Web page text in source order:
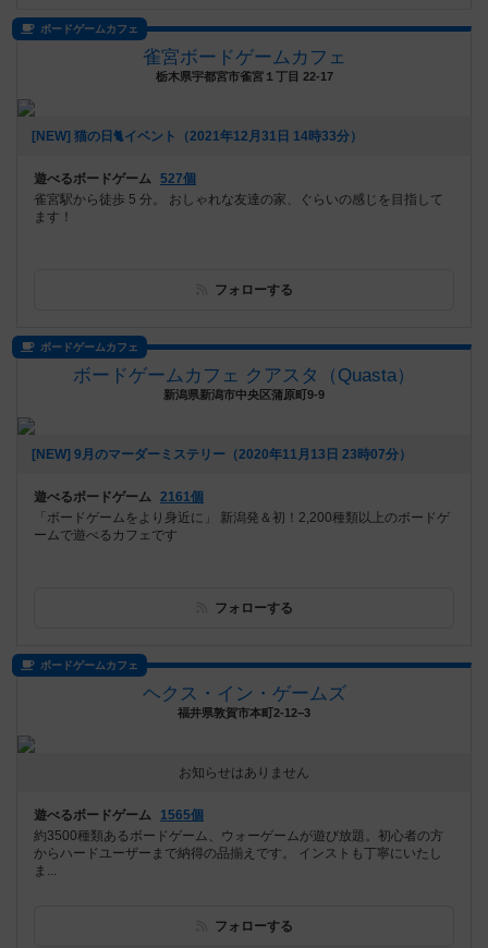
ボードゲームカフェ
雀宮ボードゲームカフェ
栃木県宇都宮市雀宮１丁目 22-17
[NEW] 猫の日🐈イベント（2021年12月31日 14時33分）
遊べるボードゲーム 527個
雀宮駅から徒歩 5 分。 おしゃれな友達の家、ぐらいの感じを目指して
ます！
フォローする
ボードゲームカフェ
ボードゲームカフェ クアスタ（Quasta）
新潟県新潟市中央区蒲原町9-9
[NEW] 9月のマーダーミステリー（2020年11月13日 23時07分）
遊べるボードゲーム 2161個
「ボードゲームをより身近に」 新潟発＆初！2,200種類以上のボードゲ
ームで遊べるカフェです
フォローする
ボードゲームカフェ
ヘクス・イン・ゲームズ
福井県敦賀市本町2-12−3
お知らせはありません
遊べるボードゲーム
1565個
約3500種類あるボードゲーム、ウォーゲームが遊び放題。初心者の方
からハードユーザーまで納得の品揃えです。 インストも丁寧にいたし
ま...
フォローする